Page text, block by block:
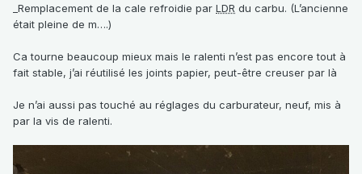
_Remplacement de la cale refroidie par LDR du carbu. (L’ancienne
était pleine de m….)
Ca tourne beaucoup mieux mais le ralenti n’est pas encore tout à
fait stable, j’ai réutilisé les joints papier, peut-être creuser par là
Je n’ai aussi pas touché au réglages du carburateur, neuf, mis à
par la vis de ralenti.